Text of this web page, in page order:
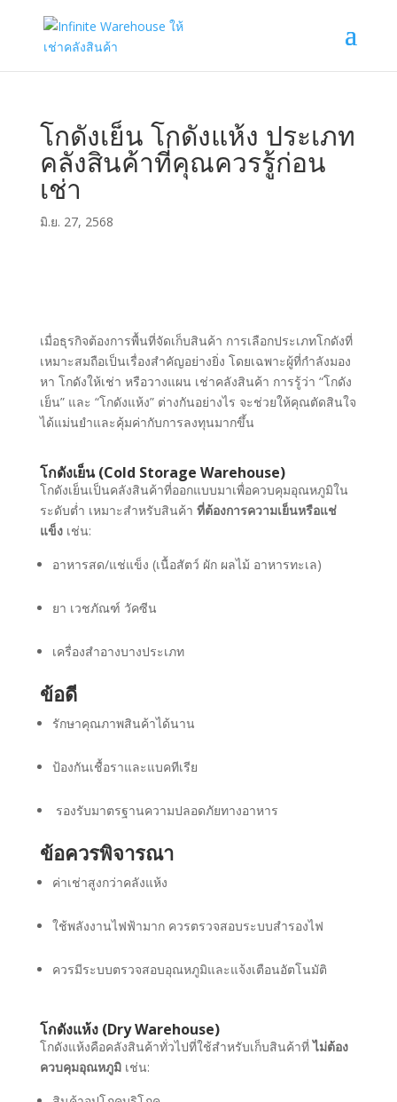
โกดังเย็น โกดังแห้ง ประเภท
คลังสินค้าที่คุณควรรู้ก่อน
เช่า
มิ.ย. 27, 2568
เมื่อธุรกิจต้องการพื้นที่จัดเก็บสินค้า การเลือกประเภทโกดังที่
เหมาะสมถือเป็นเรื่องสำคัญอย่างยิ่ง โดยเฉพาะผู้ที่กำลังมอง
หา โกดังให้เช่า หรือวางแผน เช่าคลังสินค้า การรู้ว่า “โกดัง
เย็น” และ “โกดังแห้ง” ต่างกันอย่างไร จะช่วยให้คุณตัดสินใจ
ได้แม่นยำและคุ้มค่ากับการลงทุนมากขึ้น
โกดังเย็น (Cold Storage Warehouse)
โกดังเย็นเป็นคลังสินค้าที่ออกแบบมาเพื่อควบคุมอุณหภูมิใน
ระดับต่ำ เหมาะสำหรับสินค้า ที่ต้องการความเย็นหรือแช่
แข็งเช่น:
อาหารสด/แช่แข็ง (เนื้อสัตว์ ผัก ผลไม้ อาหารทะเล)
ยา เวชภัณฑ์ วัคซีน
เครื่องสำอางบางประเภท
ข้อดี
รักษาคุณภาพสินค้าได้นาน
ป้องกันเชื้อราและแบคทีเรีย
รองรับมาตรฐานความปลอดภัยทางอาหาร
ข้อควรพิจารณา
ค่าเช่าสูงกว่าคลังแห้ง
ใช้พลังงานไฟฟ้ามาก ควรตรวจสอบระบบสำรองไฟ
ควรมีระบบตรวจสอบอุณหภูมิและแจ้งเตือนอัตโนมัติ
โกดังแห้ง (Dry Warehouse)
โกดังแห้งคือคลังสินค้าทั่วไปที่ใช้สำหรับเก็บสินค้าที่ไม่ต้อง
ควบคุมอุณหภูมิเช่น: